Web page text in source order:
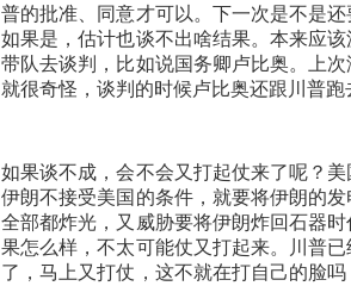
普的批准、同意才可以。下一次是不是
如果是，估计也谈不出啥结果。本来应
带队去谈判，比如说国务卿卢比奥。上
就很奇怪，谈判的时候卢比奥还跟川普
如果谈不成，会不会又打起仗来了呢？
伊朗不接受美国的条件，就要将伊朗的
全部都炸光，又威胁要将伊朗炸回石器
果怎么样，不太可能仗又打起来。川普
了，马上又打仗，这不就在打自己的脸